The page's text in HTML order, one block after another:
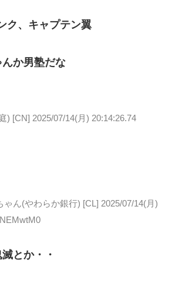
ク、キャプテン翼
か男塾だな
) [CN] 2025/07/14(月) 20:14:26.74
ゃん(やわらか銀行) [CL] 2025/07/14(月)
とか・・